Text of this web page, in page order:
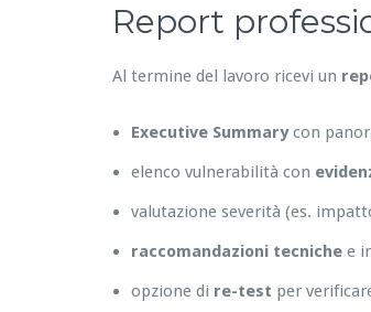
Report
Al termine del lavoro ricevi un
Executive Summarycon
elenco vulnerabilità con
valutazione severità (es.
raccomandazioni tecniche e
opzione di re-test per